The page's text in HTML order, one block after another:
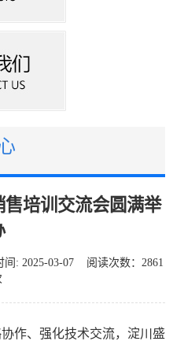
售培训交流会圆满举
: 2025-03-07 阅读次数：2861
作、强化技术交流，淀川盛